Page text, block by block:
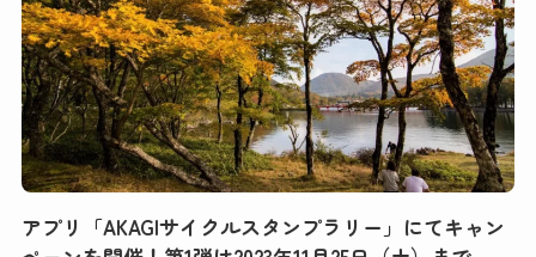
アプリ「AKAGIサイクルスタンプラリー」にてキャン